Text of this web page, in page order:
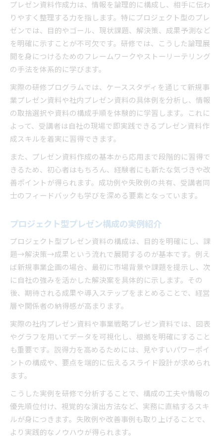
プレゼン資料作成力は、情報を論理的に構成し、相手に伝わ
りやすく整理する力を指します。特にプロジェクト型のプレ
ゼンでは、目的やゴール、現状課題、解決策、成果予測など
を明確に示すことが不可欠です。研修では、こうした論理展
開を身につけるためのフレームワークやストーリーテリング
の手法を体系的に学びます。
実際の研修プログラムでは、ケーススタディを通じて新規事
業プレゼン資料や社内プレゼン資料の具体例を分析し、情報
の取捨選択や資料の構成手順を体験的に学習します。これに
よって、受講者は自社の現場で即実践できるプレゼン資料作
成スキルを着実に習得できます。
また、プレゼン資料作成の基本から応用まで段階的に習得で
きるため、初心者はもちろん、経験者にも新たな気づきや改
善ポイントが得られます。成功例や失敗例の共有、受講者同
士のフィードバックも学びを深める要素となっています。
プロジェクト型プレゼン構成の実例紹介
プロジェクト型プレゼン資料の構成は、目的を明確にし、課
題→解決策→成果という流れで展開するのが基本です。例え
ば新規事業企画の場合、最初に市場背景や課題を提示し、次
に自社の強みを活かした解決案を具体的に示します。その
後、期待される成果や導入ステップをまとめることで、経営
層や関係者の納得感が高まります。
実際の社内プレゼン資料や事業戦略プレゼン資料では、図表
やグラフを用いてデータを可視化し、根拠を明確にすること
も重要です。説得力を高めるためには、見やすいパワーポイ
ントの構成や、要点を端的に伝えるスライド設計が求められ
ます。
こうした実例を研修で分析することで、構成の工夫や情報の
優先順位付け、視覚的な演出方法など、実務に直結するスキ
ルが身につきます。失敗例や改善事例も取り上げることで、
より実践的なノウハウが得られます。